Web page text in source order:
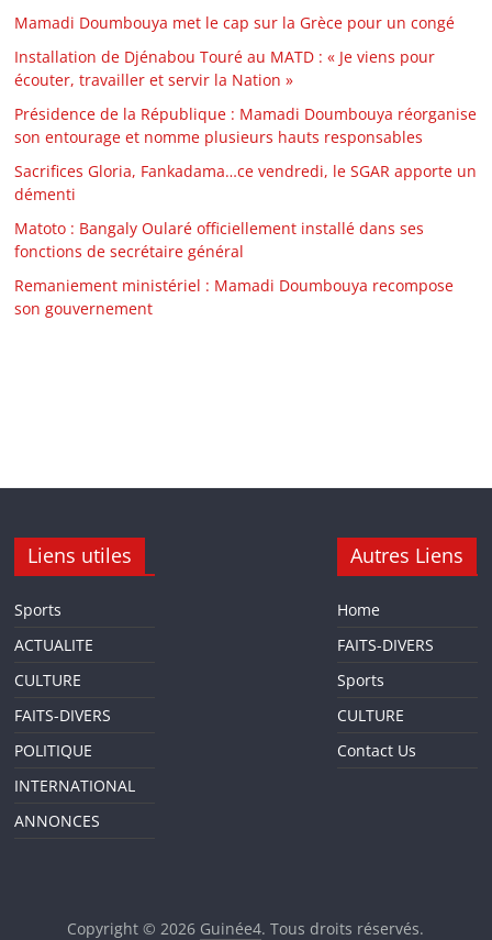
Mamadi Doumbouya met le cap sur la Grèce pour un congé
Installation de Djénabou Touré au MATD : « Je viens pour
écouter, travailler et servir la Nation »
Présidence de la République : Mamadi Doumbouya réorganise
son entourage et nomme plusieurs hauts responsables
Sacrifices Gloria, Fankadama…ce vendredi, le SGAR apporte un
démenti
Matoto : Bangaly Oularé officiellement installé dans ses
fonctions de secrétaire général
Remaniement ministériel : Mamadi Doumbouya recompose
son gouvernement
Liens utiles
Sports
ACTUALITE
CULTURE
FAITS-DIVERS
POLITIQUE
INTERNATIONAL
ANNONCES
Autres Liens
Home
FAITS-DIVERS
Sports
CULTURE
Contact Us
Copyright © 2026 Guinée4. Tous droits réservés.